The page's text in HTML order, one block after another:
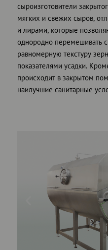
сыроизготовители
мягких и свежих сыров,
и лирами, которые
однородно перемешивать
равномерную текстуру
показателями усадки.
происходит в закрытом
наилучшие санитарные